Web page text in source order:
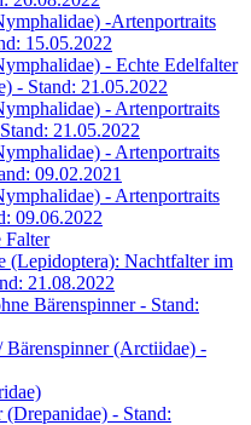
-Artenportraits
15.05.2022
- Echte Edelfalter
- Stand: 21.05.2022
- Artenportraits
21.05.2022
- Artenportraits
09.02.2021
- Artenportraits
09.06.2022
Falter
(Lepidoptera): Nachtfalter im
21.08.2022
Bärenspinner - Stand:
(Arctiidae) -
- Stand: